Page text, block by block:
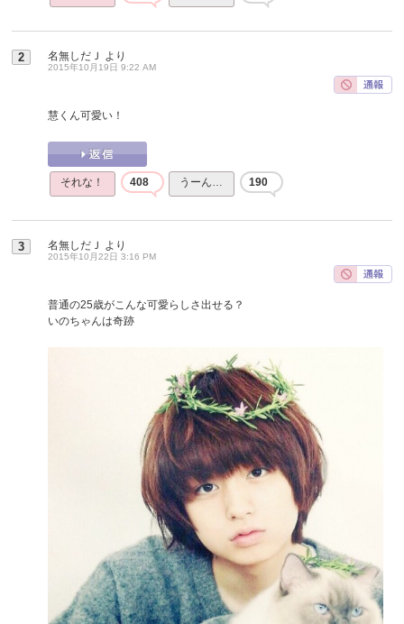
2 名無しだＪ より
2015年10月19日 9:22 AM
慧くん可愛い！
それな！ 408 うーん… 190
3 名無しだＪ より
2015年10月22日 3:16 PM
普通の25歳がこんな可愛らしさ出せる？
いのちゃんは奇跡